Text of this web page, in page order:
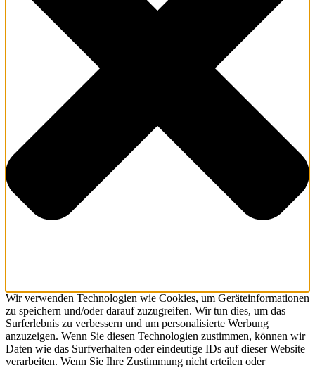
Wir verwenden Technologien wie Cookies, um Geräteinformationen
zu speichern und/oder darauf zuzugreifen. Wir tun dies, um das
Surferlebnis zu verbessern und um personalisierte Werbung
anzuzeigen. Wenn Sie diesen Technologien zustimmen, können wir
Daten wie das Surfverhalten oder eindeutige IDs auf dieser Website
verarbeiten. Wenn Sie Ihre Zustimmung nicht erteilen oder